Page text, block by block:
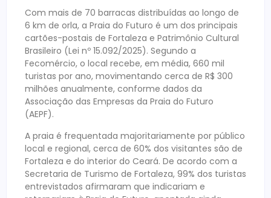
Com mais de 70 barracas distribuídas ao longo de
6 km de orla, a Praia do Futuro é um dos principais
cartões-postais de Fortaleza e Patrimônio Cultural
Brasileiro (Lei nº 15.092/2025). Segundo a
Fecomércio, o local recebe, em média, 660 mil
turistas por ano, movimentando cerca de R$ 300
milhões anualmente, conforme dados da
Associação das Empresas da Praia do Futuro
(AEPF).
A praia é frequentada majoritariamente por público
local e regional, cerca de 60% dos visitantes são de
Fortaleza e do interior do Ceará. De acordo com a
Secretaria de Turismo de Fortaleza, 99% dos turistas
entrevistados afirmaram que indicariam e